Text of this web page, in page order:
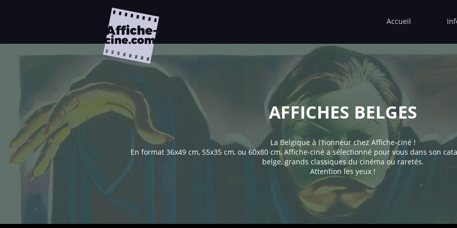
Accueil
AFFICHES BELGES
La Belgique à l'honneur chez Affiche-ciné !
En format 36x49 cm, 55x35 cm, ou 60x80 cm, Affiche-ciné a sélectionné pour vous dans son
belge, grands classiques du cinéma ou raretés.
Attention les yeux !